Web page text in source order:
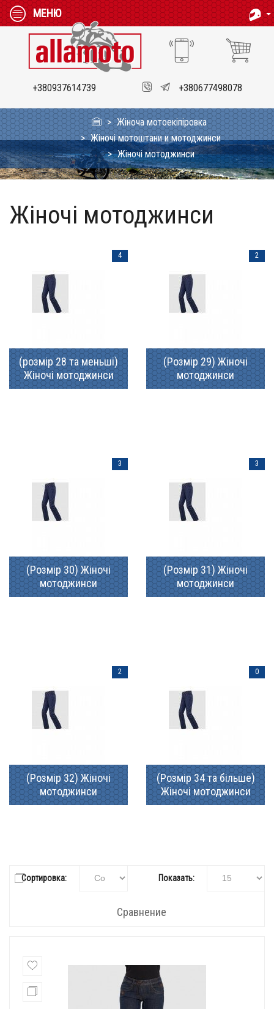
МЕНЮ
+380937614739 +380677498078
Жіноча мотоекіпіровка
Жіночі мотоштани и мотоджинси
Жіночі мотоджинси
Жіночі мотоджинси
(розмір 28 та меньші)
Жіночі мотоджинси
4
(Розмір 29) Жіночі
мотоджинси
2
(Розмір 30) Жіночі
мотоджинси
3
(Розмір 31) Жіночі
мотоджинси
3
(Розмір 32) Жіночі
мотоджинси
2
(Розмір 34 та більше)
Жіночі мотоджинси
0
Сортировка: Показать:
Сравнение